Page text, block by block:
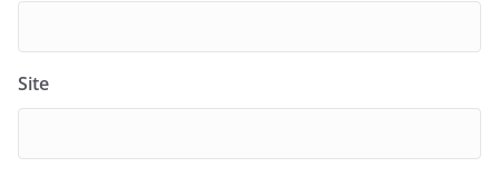
Site